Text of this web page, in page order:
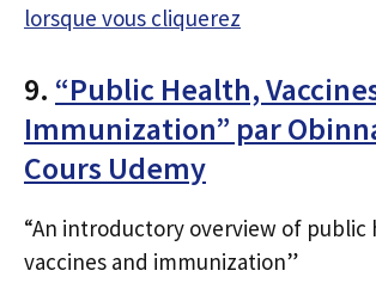
lorsque vous cliquerez
9. “Public Health,
Immunization” par
Cours Udemy
“An introductory overview of public
vaccines and immunization”